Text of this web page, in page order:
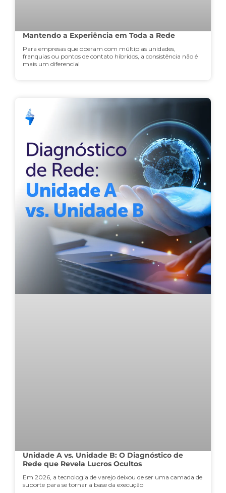
Mantendo a Experiência em Toda a Rede
Para empresas que operam com múltiplas unidades,
franquias ou pontos de contato híbridos, a consistência não é
mais um diferencial
Unidade A vs. Unidade B: O Diagnóstico de
Rede que Revela Lucros Ocultos
Em 2026, a tecnologia de varejo deixou de ser uma camada de
suporte para se tornar a base da execução